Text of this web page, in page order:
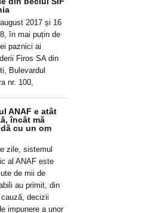
2017 și 16
în mai puțin de
paznici ai
Firos SA din
Bulevardul
nr. 100,
ANAF e atât
încât mă
cu un om
zile, sistemul
al ANAF este
de mii de
au primit, din
decizii
impunere a unor